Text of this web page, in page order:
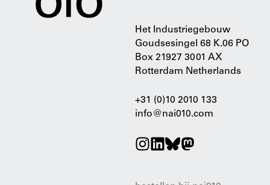
Het Industriegebouw
Goudsesingel 68 K.06 PO
Box 21927 3001 AX
Rotterdam Netherlands
+31 (0)10 2010 133
info@nai010.com